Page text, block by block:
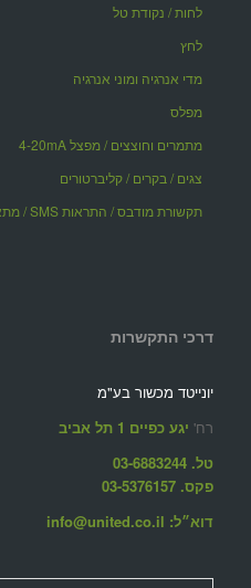
לחות / נקודת טל
לחץ
מדי אנרגיה ומוני אנרגיה
מפלס
מתמרים וחוצצים / מפצל 4-20mA
צגים / בקרים / קליברטורים
תקשורת מודבס / התראות SMS / מתאמי תקשורת אלחוטי ורשת
דרכי התקשרות
יונייטד מכשור בע"מ
רח' יגע כפיים 1 תל אביב
טל. 03-6883244
פקס. 03-5376157
דוא״ל: info@united.co.il